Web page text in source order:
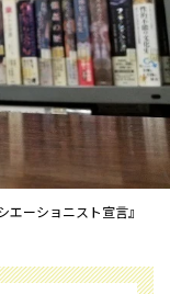
ーショニスト宣言』